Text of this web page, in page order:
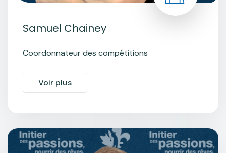
Samuel Chainey
Coordonnateur des compétitions
Voir plus